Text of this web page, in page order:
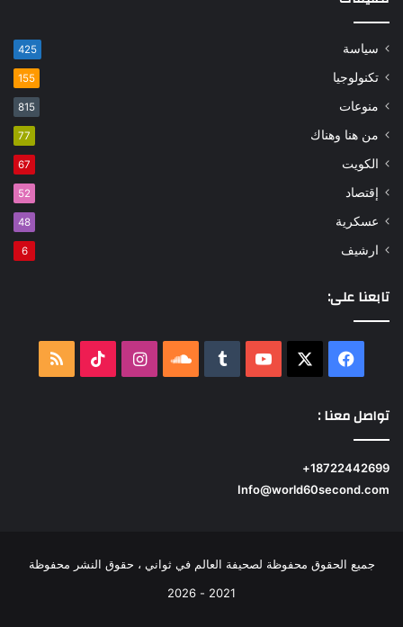
سياسة 425
تكنولوجيا 155
منوعات 815
من هنا وهناك 77
الكويت 67
إقتصاد 52
عسكرية 48
ارشيف 6
تابعنا على:
فيسبوك ‫YouTube
ساوند انستقرام‫TikTok
تواصل معنا :
18722442699+
Info@world60second.com
جميع الحقوق محفوظة لصحيفة العالم في ثواني ، حقوق النشر محفوظة
2021 - 2026